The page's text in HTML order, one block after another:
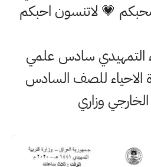
💗 لاتنسون احبكم
التمهيدي سادس علمي
2020 مادة الاحياء للصف السادس
وزاري